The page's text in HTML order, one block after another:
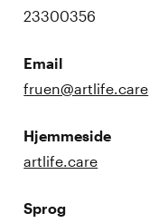
23300356
Email
fruen@artlife.care
Hjemmeside
artlife.care
Sprog